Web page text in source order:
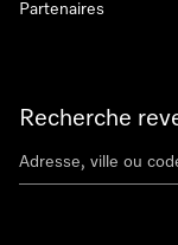
Recherche
Partenaires